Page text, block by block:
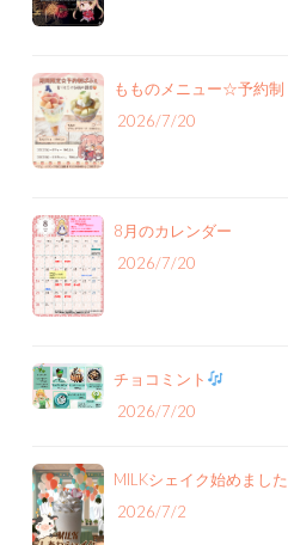
もものメニュー‪☆予約制
2026/7/20
8月のカレンダー
2026/7/20
チョコミント
2026/7/20
MILKシェイク始めました
2026/7/2